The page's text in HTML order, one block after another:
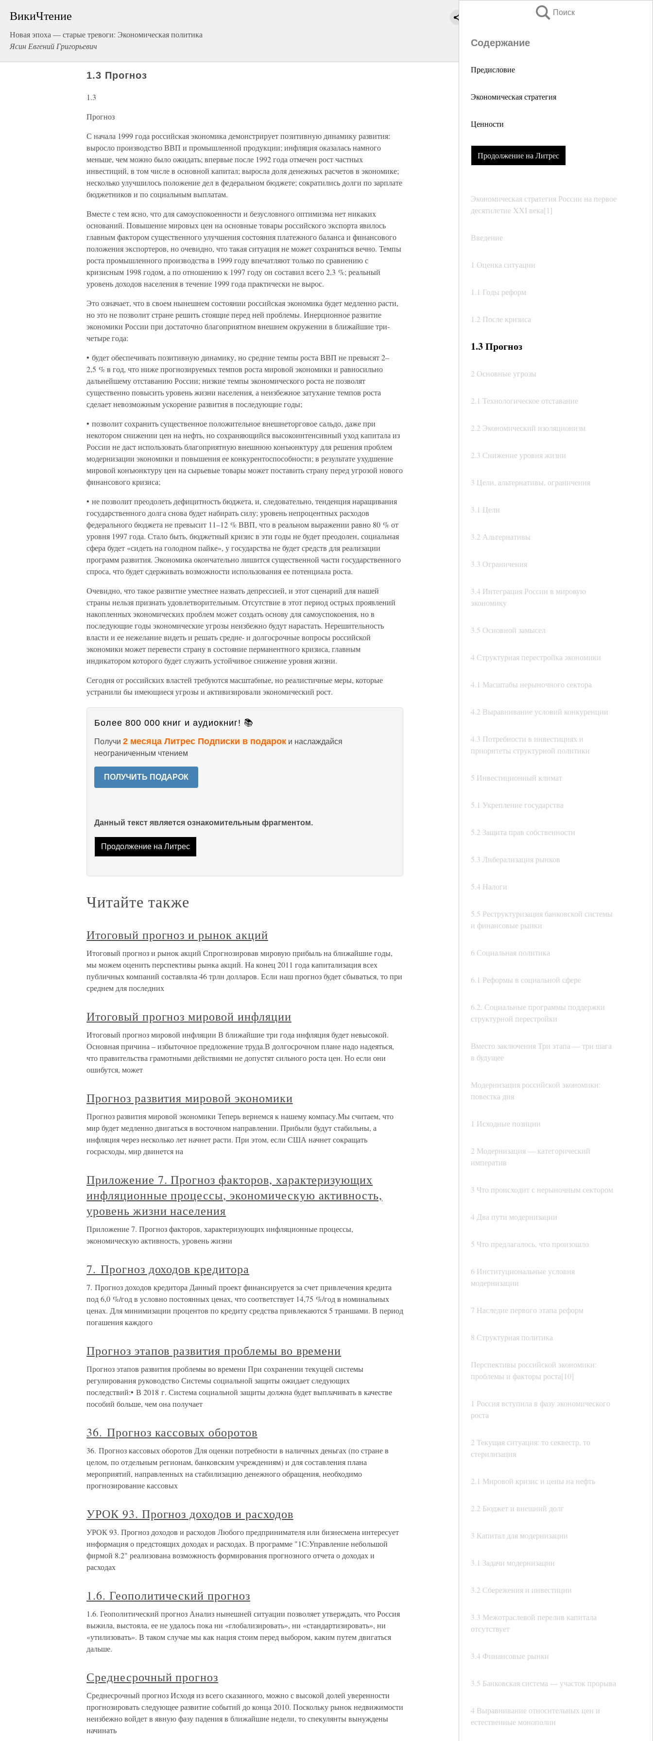
ВикиЧтение
Новая эпоха — старые тревоги: Экономическая политика
Ясин Евгений Григорьевич
Поиск
Содержание
Предисловие
Экономическая стратегия
Ценности
Продолжение на Литрес
Экономическая стратегия России на первое
десятилетие XXI века[1]
Введение
1 Оценка ситуации
1.1 Годы реформ
1.2 После кризиса
1.3 Прогноз
2 Основные угрозы
2.1 Технологическое отставание
2.2 Экономический изоляционизм
2.3 Снижение уровня жизни
3 Цели, альтернативы, ограничения
3.1 Цели
3.2 Альтернативы
3.3 Ограничения
3.4 Интеграция России в мировую
экономику
3.5 Основной замысел
4 Структурная перестройка экономики
4.1 Масштабы нерыночного сектора
4.2 Выравнивание условий конкуренции
4.3 Потребности в инвестициях и
приоритеты структурной политики
5 Инвестиционный климат
5.1 Укрепление государства
5.2 Защита прав собственности
5.3 Либерализация рынков
5.4 Налоги
5.5 Реструктуризация банковской системы
и финансовые рынки
6 Социальная политика
6.1 Реформы в социальной сфере
6.2. Социальные программы поддержки
структурной перестройки
Вместо заключения Три этапа — три шага
в будущее
Модернизация российской экономики:
повестка дня
1 Исходные позиции
2 Модернизация — категорический
императив
3 Что происходит с нерыночным сектором
4 Два пути модернизации
5 Что предлагалось, что произошло
6 Институциональные условия
модернизации
7 Наследие первого этапа реформ
8 Структурная политика
Перспективы российской экономики:
проблемы и факторы роста[10]
1 Россия вступила в фазу экономического
роста
2 Текущая ситуация: то секвестр, то
стерилизация
2.1 Мировой кризис и цены на нефть
2.2 Бюджет и внешний долг
3 Капитал для модернизации
3.1 Задачи модернизации
3.2 Сбережения и инвестиции
3.3 Межотраслевой перелив капитала
отсутствует
3.4 Финансовые рынки
3.5 Банковская система — участок прорыва
4 Выравнивание относительных цен и
естественные монополии
1.3 Прогноз
1.3
Прогноз
С начала 1999 года российская экономика демонстрирует позитивную динамику развития:
выросло производство ВВП и промышленной продукции; инфляция оказалась намного
меньше, чем можно было ожидать; впервые после 1992 года отмечен рост частных
инвестиций, в том числе в основной капитал; выросла доля денежных расчетов в экономике;
несколько улучшилось положение дел в федеральном бюджете; сократились долги по зарплате
бюджетников и по социальным выплатам.
Вместе с тем ясно, что для самоуспокоенности и безусловного оптимизма нет никаких
оснований. Повышение мировых цен на основные товары российского экспорта явилось
главным фактором существенного улучшения состояния платежного баланса и финансового
положения экспортеров, но очевидно, что такая ситуация не может сохраняться вечно. Темпы
роста промышленного производства в 1999 году впечатляют только по сравнению с
кризисным 1998 годом, а по отношению к 1997 году он составил всего 2,3 %; реальный
уровень доходов населения в течение 1999 года практически не вырос.
Это означает, что в своем нынешнем состоянии российская экономика будет медленно расти,
но это не позволит стране решить стоящие перед ней проблемы. Инерционное развитие
экономики России при достаточно благоприятном внешнем окружении в ближайшие три-
четыре года:
• будет обеспечивать позитивную динамику, но средние темпы роста ВВП не превысят 2–
2,5 % в год, что ниже прогнозируемых темпов роста мировой экономики и равносильно
дальнейшему отставанию России; низкие темпы экономического роста не позволят
существенно повысить уровень жизни населения, а неизбежное затухание темпов роста
сделает невозможным ускорение развития в последующие годы;
• позволит сохранить существенное положительное внешнеторговое сальдо, даже при
некотором снижении цен на нефть, но сохраняющийся высокоинтенсивный уход капитала из
России не даст использовать благоприятную внешнюю конъюнктуру для решения проблем
модернизации экономики и повышения ее конкурентоспособности; в результате ухудшение
мировой конъюнктуру цен на сырьевые товары может поставить страну перед угрозой нового
финансового кризиса;
• не позволит преодолеть дефицитность бюджета, и, следовательно, тенденция наращивания
государственного долга снова будет набирать силу; уровень непроцентных расходов
федерального бюджета не превысит 11–12 % ВВП, что в реальном выражении равно 80 % от
уровня 1997 года. Стало быть, бюджетный кризис в эти годы не будет преодолен, социальная
сфера будет «сидеть на голодном пайке», у государства не будет средств для реализации
программ развития. Экономика окончательно лишится существенной части государственного
спроса, что будет сдерживать возможности использования ее потенциала роста.
Очевидно, что такое развитие уместнее назвать депрессией, и этот сценарий для нашей
страны нельзя признать удовлетворительным. Отсутствие в этот период острых проявлений
накопленных экономических проблем может создать основу для самоуспокоения, но в
последующие годы экономические угрозы неизбежно будут нарастать. Нерешительность
власти и ее нежелание видеть и решать средне- и долгосрочные вопросы российской
экономики может перевести страну в состояние перманентного кризиса, главным
индикатором которого будет служить устойчивое снижение уровня жизни.
Сегодня от российских властей требуются масштабные, но реалистичные меры, которые
устранили бы имеющиеся угрозы и активизировали экономический рост.
Более 800 000 книг и аудиокниг! 📚
Получи 2 месяца Литрес Подписки в подарок и наслаждайся
неограниченным чтением
ПОЛУЧИТЬ ПОДАРОК
Данный текст является ознакомительным фрагментом.
Продолжение на Литрес
Читайте также
Итоговый прогноз и рынок акций
Итоговый прогноз и рынок акций Спрогнозировав мировую прибыль на ближайшие годы,
мы можем оценить перспективы рынка акций. На конец 2011 года капитализация всех
публичных компаний составляла 46 трлн долларов. Если наш прогноз будет сбываться, то при
среднем для последних
Итоговый прогноз мировой инфляции
Итоговый прогноз мировой инфляции В ближайшие три года инфляция будет невысокой.
Основная причина – избыточное предложение труда.В долгосрочном плане надо надеяться,
что правительства грамотными действиями не допустят сильного роста цен. Но если они
ошибутся, может
Прогноз развития мировой экономики
Прогноз развития мировой экономики Теперь вернемся к нашему компасу.Мы считаем, что
мир будет медленно двигаться в восточном направлении. Прибыли будут стабильны, а
инфляция через несколько лет начнет расти. При этом, если США начнет сокращать
госрасходы, мир двинется на
Приложение 7. Прогноз факторов, характеризующих
инфляционные процессы, экономическую активность,
уровень жизни населения
Приложение 7. Прогноз факторов, характеризующих инфляционные процессы,
экономическую активность, уровень жизни
7. Прогноз доходов кредитора
7. Прогноз доходов кредитора Данный проект финансируется за счет привлечения кредита
под 6,0 %/год в условно постоянных ценах, что соответствует 14,75 %/год в номинальных
ценах. Для минимизации процентов по кредиту средства привлекаются 5 траншами. В период
погашения каждого
Прогноз этапов развития проблемы во времени
Прогноз этапов развития проблемы во времени При сохранении текущей системы
регулирования руководство Системы социальной защиты ожидает следующих
последствий:• В 2018 г. Система социальной защиты должна будет выплачивать в качестве
пособий больше, чем она получает
36. Прогноз кассовых оборотов
36. Прогноз кассовых оборотов Для оценки потребности в наличных деньгах (по стране в
целом, по отдельным регионам, банковским учреждениям) и для составления плана
мероприятий, направленных на стабилизацию денежного обращения, необходимо
прогнозирование кассовых
УРОК 93. Прогноз доходов и расходов
УРОК 93. Прогноз доходов и расходов Любого предпринимателя или бизнесмена интересует
информация о предстоящих доходах и расходах. В программе "1С:Управление небольшой
фирмой 8.2" реализована возможность формирования прогнозного отчета о доходах и
расходах
1.6. Геополитический прогноз
1.6. Геополитический прогноз Анализ нынешней ситуации позволяет утверждать, что Россия
выжила, выстояла, ее не удалось пока ни «глобализировать», ни «стандартизировать», ни
«утилизовать». В таком случае мы как нация стоим перед выбором, каким путем двигаться
дальше.
Среднесрочный прогноз
Среднесрочный прогноз Исходя из всего сказанного, можно с высокой долей уверенности
прогнозировать следующее развитие событий до конца 2010. Поскольку рынок недвижимости
неизбежно войдет в явную фазу падения в ближайшие недели, то спекулянты вынуждены
начинать